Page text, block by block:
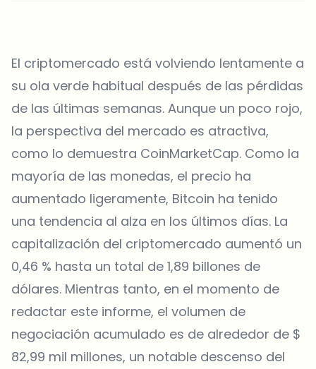
El criptomercado está volviendo lentamente a
su ola verde habitual después de las pérdidas
de las últimas semanas. Aunque un poco rojo,
la perspectiva del mercado es atractiva,
como lo demuestra CoinMarketCap. Como la
mayoría de las monedas, el precio ha
aumentado ligeramente, Bitcoin ha tenido
una tendencia al alza en los últimos días. La
capitalización del criptomercado aumentó un
0,46 % hasta un total de 1,89 billones de
dólares. Mientras tanto, en el momento de
redactar este informe, el volumen de
negociación acumulado es de alrededor de $
82,99 mil millones, un notable descenso del